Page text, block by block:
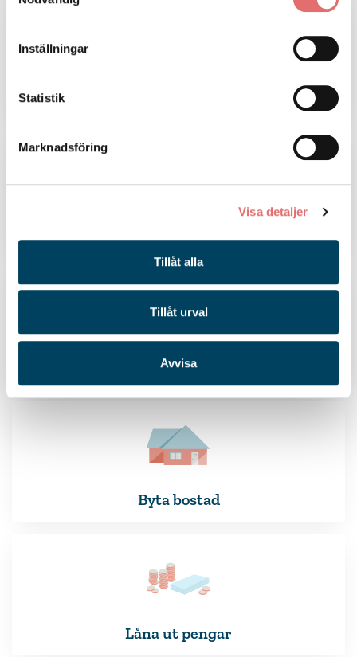
Inställningar
Statistik
Marknadsföring
Visa detaljer
Tillåt alla
Tillåt urval
Avvisa
Innan bröllopet
Byta bostad
Låna ut pengar